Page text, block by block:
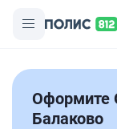
Оформите
Балаково